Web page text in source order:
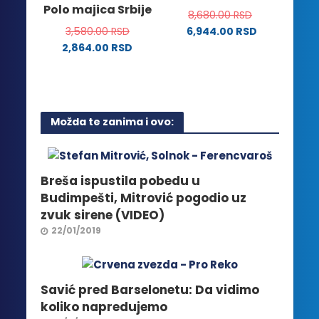
biti
izabrane
na
izabrane
na
Polo majica Srbije
3,580.00RSD
2,864.00 RSD
više
varijanti.
mogu
biti
izabrane
na
stranici
8,680.00RSD
6,944.00 RSD
Možda te zanima i ovo:
Breša ispustila pobedu u
Budimpešti, Mitrović pogodio uz
zvuk sirene (VIDEO)
22/01/2019
Savić pred Barselonetu: Da vidimo
koliko napredujemo